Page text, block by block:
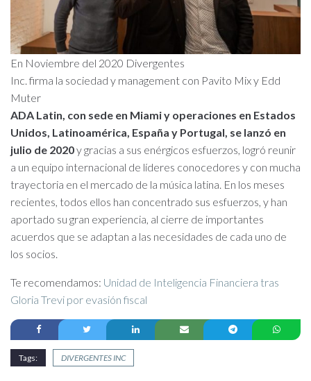
En Noviembre del 2020 Divergentes
Inc. firma la sociedad y management con Pavito Mix y Edd
Muter
ADA Latin, con sede en Miami y operaciones en Estados
Unidos, Latinoamérica, España y Portugal, se lanzó en
julio de 2020y gracias a sus enérgicos esfuerzos, logró reunir
a un equipo internacional de líderes conocedores y con mucha
trayectoria en el mercado de la música latina. En los meses
recientes, todos ellos han concentrado sus esfuerzos, y han
aportado su gran experiencia, al cierre de importantes
acuerdos que se adaptan a las necesidades de cada uno de
los socios.
Te recomendamos: Unidad de Inteligencia Financiera tras
Gloria Trevi por evasión fiscal
Tags: DIVERGENTES INC